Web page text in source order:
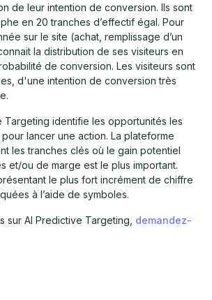
de leur intention de conversion. Ils sont
en 20 tranches d’effectif égal. Pour
sur le site (achat, remplissage d’un
la distribution de ses visiteurs en
de conversion. Les visiteurs sont
d'une intention de conversion très
Targeting identifie les opportunités les
lancer une action. La plateforme
les tranches clés où le gain potentiel
et/ou de marge est le plus important.
le plus fort incrément de chiffre
à l’aide de symboles.
sur AI Predictive Targeting, demandez-